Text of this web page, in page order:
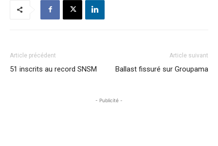
Article précédent
51 inscrits au record SNSM
Article suivant
Ballast fissuré sur Groupama
- Publicité -